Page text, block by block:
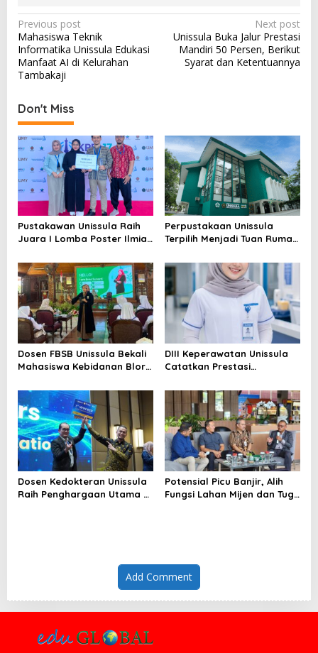
Post
navigation
Previous post
Mahasiswa Teknik
Informatika Unissula Edukasi
Manfaat AI di Kelurahan
Tambakaji
Next post
Unissula Buka Jalur Prestasi
Mandiri 50 Persen, Berikut
Syarat dan Ketentuannya
Don't Miss
Pustakawan Unissula Raih
Juara I Lomba Poster Ilmiah
Perpustakaan Unissula
Terpilih Menjadi Tuan Rumah
Dosen FBSB Unissula Bekali
Mahasiswa Kebidanan Blora
Public Speaking
DIII Keperawatan Unissula
Catatkan Prestasi
Mahasiswanya Lulus Uji
Kompetensi Nasional
Dosen Kedokteran Unissula
Raih Penghargaan Utama di
Potensial Picu Banjir, Alih
Fungsi Lahan Mijen dan Tugu
Add Comment